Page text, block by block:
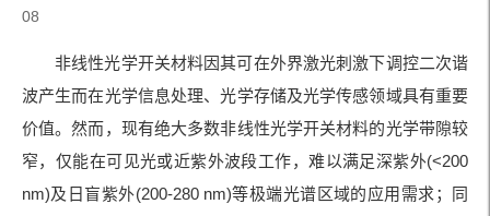
08
非线性光学开关材料因其可在外界激光刺激下调控二次谐
波产生而在光学信息处理、光学存储及光学传感领域具有重要
价值。然而，现有绝大多数非线性光学开关材料的光学带隙较
窄，仅能在可见光或近紫外波段工作，难以满足深紫外(<200
nm)及日盲紫外(200-280 nm)等极端光谱区域的应用需求；同